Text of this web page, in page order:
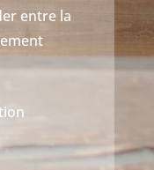
entre la